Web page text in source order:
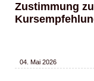
Zustimmung
04. Mai 2026